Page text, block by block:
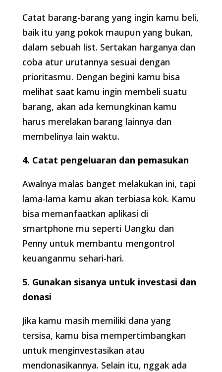
Catat barang-barang yang ingin kamu beli,
baik itu yang pokok maupun yang bukan,
dalam sebuah list. Sertakan harganya dan
coba atur urutannya sesuai dengan
prioritasmu. Dengan begini kamu bisa
melihat saat kamu ingin membeli suatu
barang, akan ada kemungkinan kamu
harus merelakan barang lainnya dan
membelinya lain waktu.
4. Catat pengeluaran dan pemasukan
Awalnya malas banget melakukan ini, tapi
lama-lama kamu akan terbiasa kok. Kamu
bisa memanfaatkan aplikasi di
smartphone mu seperti Uangku dan
Penny untuk membantu mengontrol
keuanganmu sehari-hari.
5. Gunakan sisanya untuk investasi dan
donasi
Jika kamu masih memiliki dana yang
tersisa, kamu bisa mempertimbangkan
untuk menginvestasikan atau
mendonasikannya. Selain itu, nggak ada